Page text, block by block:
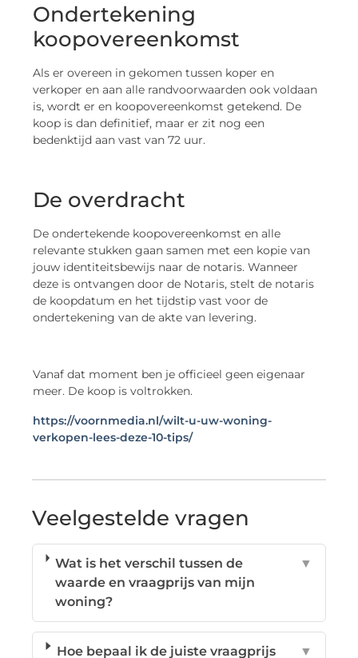
Ondertekening
koopovereenkomst
Als er overeen in gekomen tussen koper en
verkoper en aan alle randvoorwaarden ook voldaan
is, wordt er en koopovereenkomst getekend. De
koop is dan definitief, maar er zit nog een
bedenktijd aan vast van 72 uur.
De overdracht
De ondertekende koopovereenkomst en alle
relevante stukken gaan samen met een kopie van
jouw identiteitsbewijs naar de notaris. Wanneer
deze is ontvangen door de Notaris, stelt de notaris
de koopdatum en het tijdstip vast voor de
ondertekening van de akte van levering.
Vanaf dat moment ben je officieel geen eigenaar
meer. De koop is voltrokken.
https://voornmedia.nl/wilt-u-uw-woning-
verkopen-lees-deze-10-tips/
Veelgestelde vragen
Wat is het verschil tussen de
waarde en vraagprijs van mijn
woning?
▼
Hoe bepaal ik de juiste vraagprijs ▼